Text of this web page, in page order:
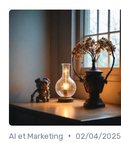
AI et Marketing • 02/04/2025